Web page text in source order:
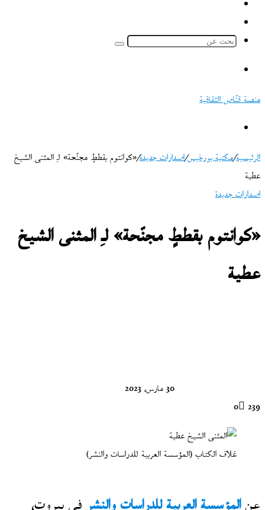
الموقع
منصة قنّاص الثقافية
الرئيسية/مكتبة بورخيس/اصدارات جديدة/«كوانتوم بقططٍ مجنّحة» لـِ المثنى الشيخ
عطية
اصدارات جديدة
«كوانتوم بقططٍ مجنّحة» لـِ المثنى الشيخ
عطية
30 مارس، 2023
0 239
غلاف الكتاب (المؤسسة العربية للدراسات والنشر)